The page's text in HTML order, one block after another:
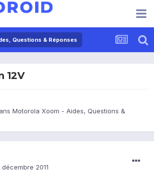
Questions & Réponses
12V
Motorola Xoom - Aides, Questions &
décembre 2011